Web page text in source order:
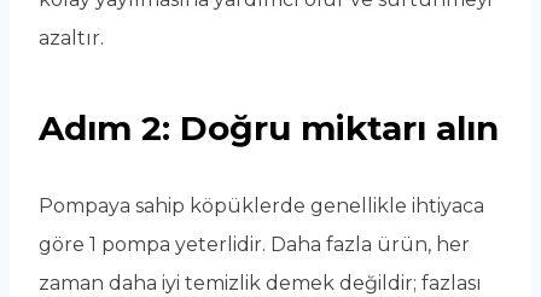
azaltır.
Adım 2: Doğru miktarı alın
Pompaya sahip köpüklerde genellikle ihtiyaca
göre 1 pompa yeterlidir. Daha fazla ürün, her
zaman daha iyi temizlik demek değildir; fazlası